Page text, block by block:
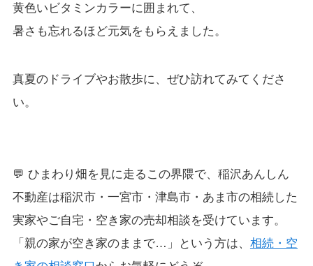
黄色いビタミンカラーに囲まれて、
暑さも忘れるほど元気をもらえました。
真夏のドライブやお散歩に、ぜひ訪れてみてくださ
い。
💬 ひまわり畑を見に走るこの界隈で、稲沢あんしん
不動産は稲沢市・一宮市・津島市・あま市の相続した
実家やご自宅・空き家の売却相談を受けています。
「親の家が空き家のままで…」という方は、 相続・空